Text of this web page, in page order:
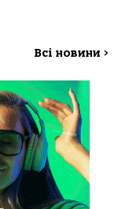
Всі новини >